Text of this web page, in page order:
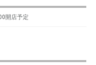
開店予定